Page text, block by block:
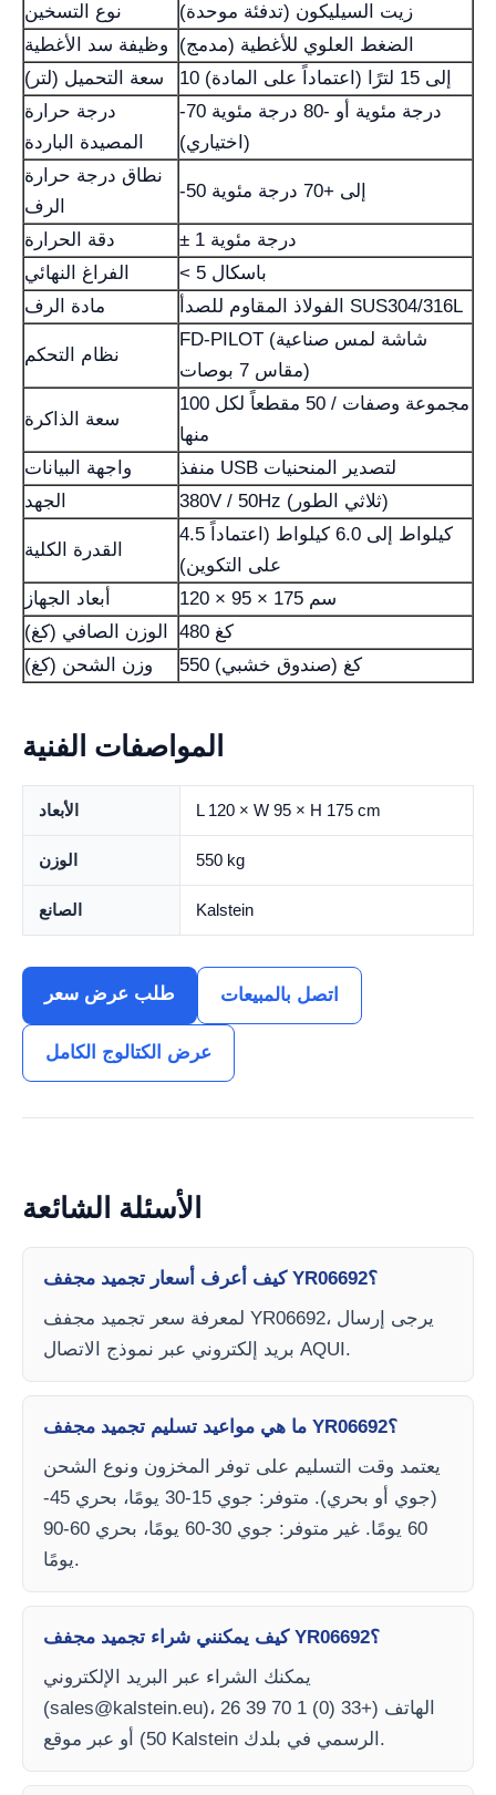
نوع التسخين
زيت السيليكون (تدفئة موحدة)
وظيفة سد الأغطية
الضغط العلوي للأغطية (مدمج)
سعة التحميل (لتر)
10 إلى 15 لترًا (اعتماداً على المادة)
درجة حرارة
المصيدة الباردة
-70 درجة مئوية أو -80 درجة مئوية
(اختياري)
نطاق درجة حرارة
الرف
-50 إلى +70 درجة مئوية
دقة الحرارة
± 1 درجة مئوية
الفراغ النهائي
< 5 باسكال
مادة الرف
الفولاذ المقاوم للصدأ SUS304/316L
نظام التحكم
FD-PILOT (شاشة لمس صناعية
مقاس 7 بوصات)
سعة الذاكرة
100 مجموعة وصفات / 50 مقطعاً لكل
منها
واجهة البيانات
منفذ USB لتصدير المنحنيات
الجهد
380V / 50Hz (ثلاثي الطور)
القدرة الكلية
4.5 كيلواط إلى 6.0 كيلواط (اعتماداً
على التكوين)
أبعاد الجهاز
120 × 95 × 175 سم
الوزن الصافي (كغ)
480 كغ
وزن الشحن (كغ)
550 كغ (صندوق خشبي)
المواصفات الفنية
الأبعاد L 120 × W 95 × H 175 cm
الوزن 550 kg
الصانع Kalstein
طلب عرض سعر اتصل بالمبيعات
عرض الكتالوج الكامل
الأسئلة الشائعة
كيف أعرف أسعار تجميد مجفف YR06692؟
لمعرفة سعر تجميد مجفف YR06692، يرجى إرسال
بريد إلكتروني عبر نموذج الاتصال AQUI.
ما هي مواعيد تسليم تجميد مجفف YR06692؟
يعتمد وقت التسليم على توفر المخزون ونوع الشحن
(جوي أو بحري). متوفر: جوي 15-30 يومًا، بحري 45-
60 يومًا. غير متوفر: جوي 30-60 يومًا، بحري 60-90
يومًا.
كيف يمكنني شراء تجميد مجفف YR06692؟
يمكنك الشراء عبر البريد الإلكتروني
(sales@kalstein.eu)، الهاتف (+33 (0) 1 70 39 26
50) أو عبر موقع Kalstein الرسمي في بلدك.